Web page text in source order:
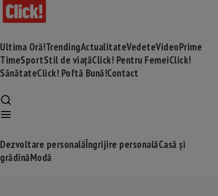
Ultima Oră!TrendingActualitateVedeteVideoPrime
TimeSportStil de viațăClick! Pentru FemeiClick!
SănătateClick! Poftă Bună!Contact
Dezvoltare personalăÎngrijire personalăCasă și
grădinăModă